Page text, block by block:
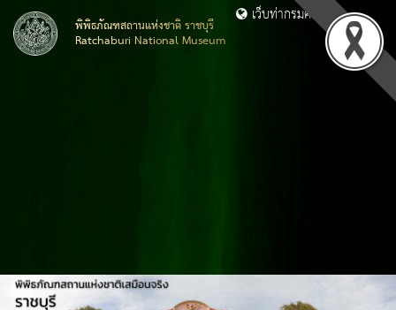
พิพิธภัณฑสถานแห่งชาติ ราชบุรี
Ratchaburi National Museum
เว็บท่ากรมศิลปากร